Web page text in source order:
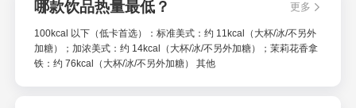
哪款饮品热量最低？ 更多
100kcal 以下（低卡首选）：标准美式：约 11kcal（大杯/冰/不另外
加糖）；加浓美式：约 14kcal（大杯/冰/不另外加糖）；茉莉花香拿
铁：约 76kcal（大杯/冰/不另外加糖） 其他